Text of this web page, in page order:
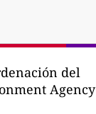
del
Agency